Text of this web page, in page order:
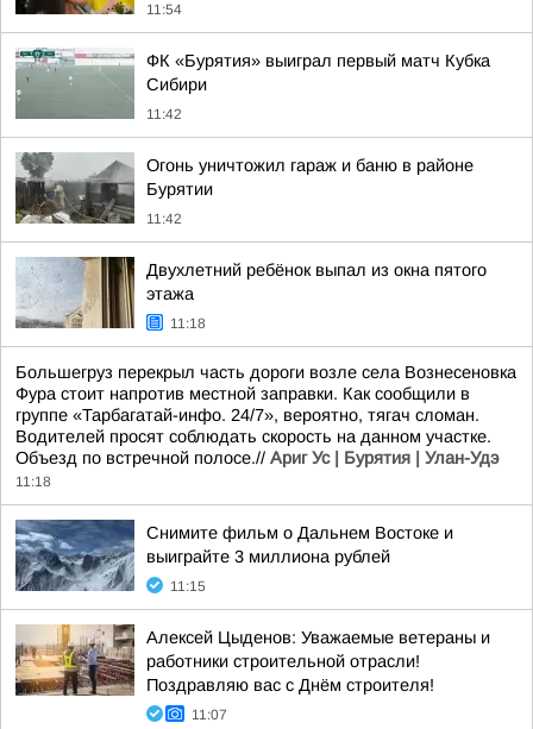
11:54
ФК «Бурятия» выиграл первый матч Кубка
Сибири
11:42
Огонь уничтожил гараж и баню в районе
Бурятии
11:42
Двухлетний ребёнок выпал из окна пятого
этажа
11:18
Большегруз перекрыл часть дороги возле села Вознесеновка
Фура стоит напротив местной заправки. Как сообщили в
группе «Тарбагатай-инфо. 24/7», вероятно, тягач сломан.
Водителей просят соблюдать скорость на данном участке.
Объезд по встречной полосе.// Ариг Ус | Бурятия | Улан-Удэ
11:18
Снимите фильм о Дальнем Востоке и
выиграйте 3 миллиона рублей
11:15
Алексей Цыденов: Уважаемые ветераны и
работники строительной отрасли!
Поздравляю вас с Днём строителя!
11:07